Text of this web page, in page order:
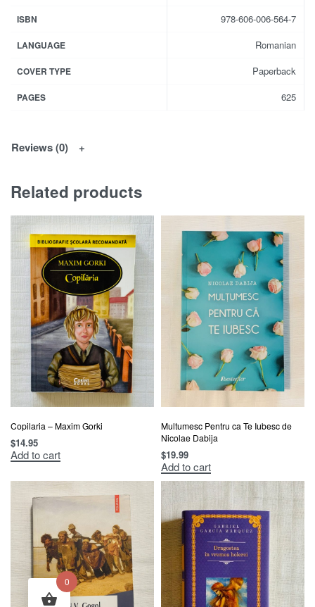
ISBN 978-606-006-564-7
LANGUAGE Romanian
COVER TYPE Paperback
PAGES 625
Reviews (0)
Related products
Copilaria – Maxim Gorki
$14.95
Add to cart
Multumesc Pentru ca Te Iubesc de
Nicolae Dabija
$19.99
Add to cart
0